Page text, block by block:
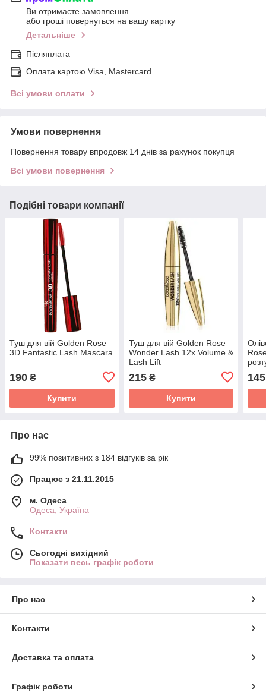
Ви отримаєте замовлення
або гроші повернуться на вашу картку
Детальніше
Післяплата
Оплата картою Visa, Mastercard
Всі умови оплати
Умови повернення
Повернення товару впродовж 14 днів за рахунок покупця
Всі умови повернення
Подібні товари компанії
Туш для вій Golden Rose
3D Fantastic Lash Mascara
190 ₴
Купити
Туш для вій Golden Rose
Wonder Lash 12x Volume &
Lash Lift
215₴
Купити
145
Про нас
99% позитивних з 184 відгуків за рік
Працює з 21.11.2015
м. Одеса
Одеса, Україна
Контакти
Сьогодні вихідний
Показати весь графік роботи
Про нас
Контакти
Доставка та оплата
Графік роботи